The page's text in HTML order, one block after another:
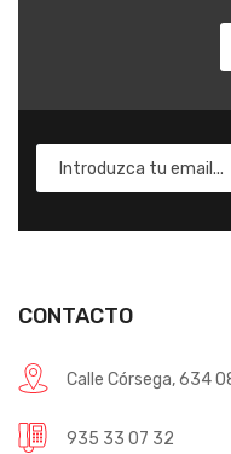
CONTACTO
Calle Córsega, 634
935 33 07 32